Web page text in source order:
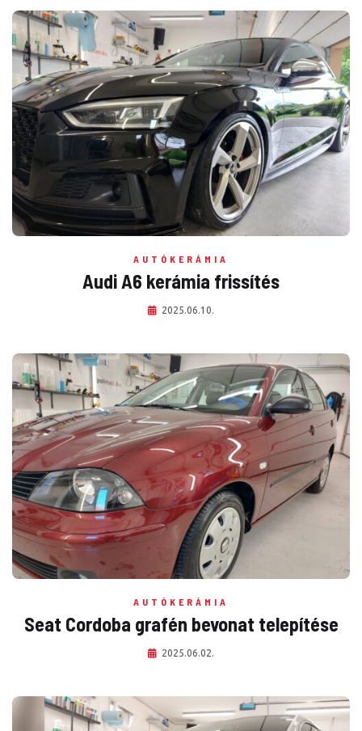
AUTÓKERÁMIA
Audi A6 kerámia frissítés
2025.06.10.
AUTÓKERÁMIA
Seat Cordoba grafén bevonat telepítése
2025.06.02.